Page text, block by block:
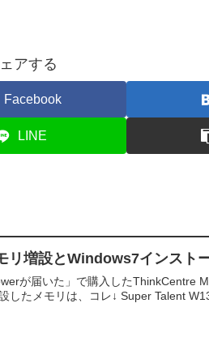
アする
Facebook
LINE
リ増設とWindows7インスト
が届いた」で購入したThinkCentre
したメモリは、コレ↓ Super Talent